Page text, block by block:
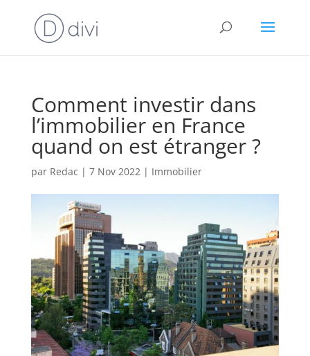
Comment investir dans
l’immobilier en France
quand on est étranger ?
par Redac | 7 Nov 2022| Immobilier